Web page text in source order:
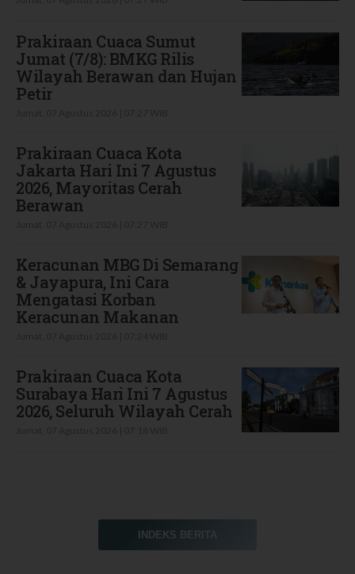
Prakiraan Cuaca Sumut
Jumat (7/8): BMKG Rilis
Wilayah Berawan dan Hujan
Petir
Prakiraan Cuaca Kota
Jakarta Hari Ini 7 Agustus
2026, Mayoritas Cerah
Berawan
Keracunan MBG Di Semarang
& Jayapura, Ini Cara
Mengatasi Korban
Keracunan Makanan
Prakiraan Cuaca Kota
Surabaya Hari Ini 7 Agustus
2026, Seluruh Wilayah Cerah
INDEKS BERITA